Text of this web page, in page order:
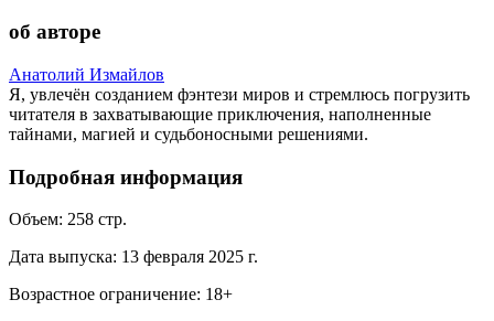
об авторе
Анатолий Измайлов
Я, увлечён созданием фэнтези миров и стремлюсь погрузить
читателя в захватывающие приключения, наполненные
тайнами, магией и судьбоносными решениями.
Подробная информация
Объем: 258 стр.
Дата выпуска: 13 февраля 2025 г.
Возрастное ограничение: 18+